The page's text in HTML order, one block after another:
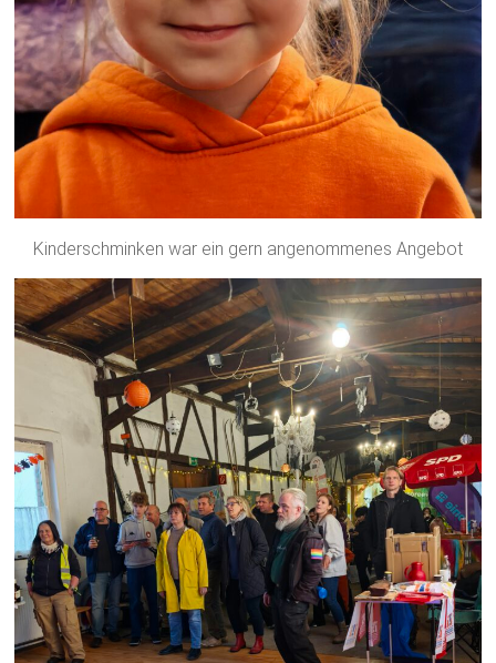
Kinderschminken war ein gern angenommenes Angebot